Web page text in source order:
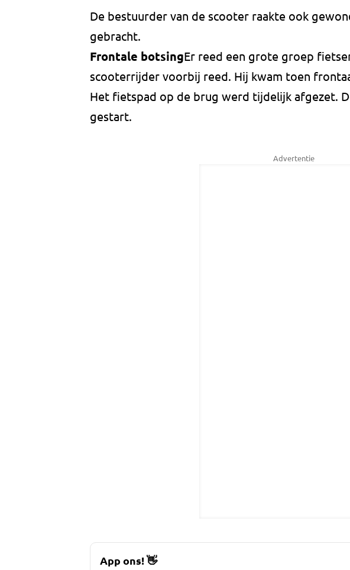
De bestuurder van de scooter raakte ook
gebracht.
Frontale botsingEr reed een grote groep
scooterrijder voorbij reed. Hij kwam toen
Het fietspad op de brug werd tijdelijk afgezet.
gestart.
Advertentie
App ons!👋